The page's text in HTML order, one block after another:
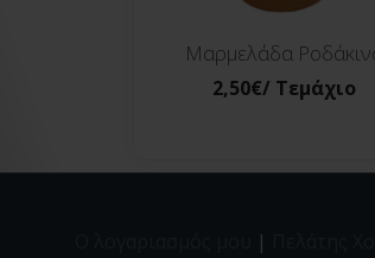
Μαρμελάδα
2,50€/ Τεμάχιο
|